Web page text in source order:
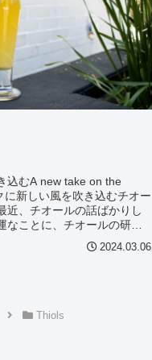
込むA new take on the
新しい風を吹き込むチオー
近、チオールの話ばかりし
ことに、チオールの研究
2024.03.06
Thiols